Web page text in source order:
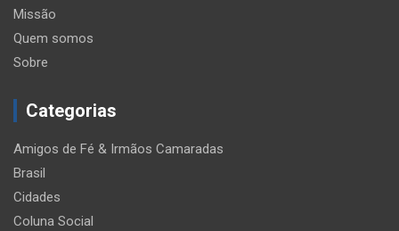
Missão
Quem somos
Sobre
Categorias
Amigos de Fé & Irmãos Camaradas
Brasil
Cidades
Coluna Social